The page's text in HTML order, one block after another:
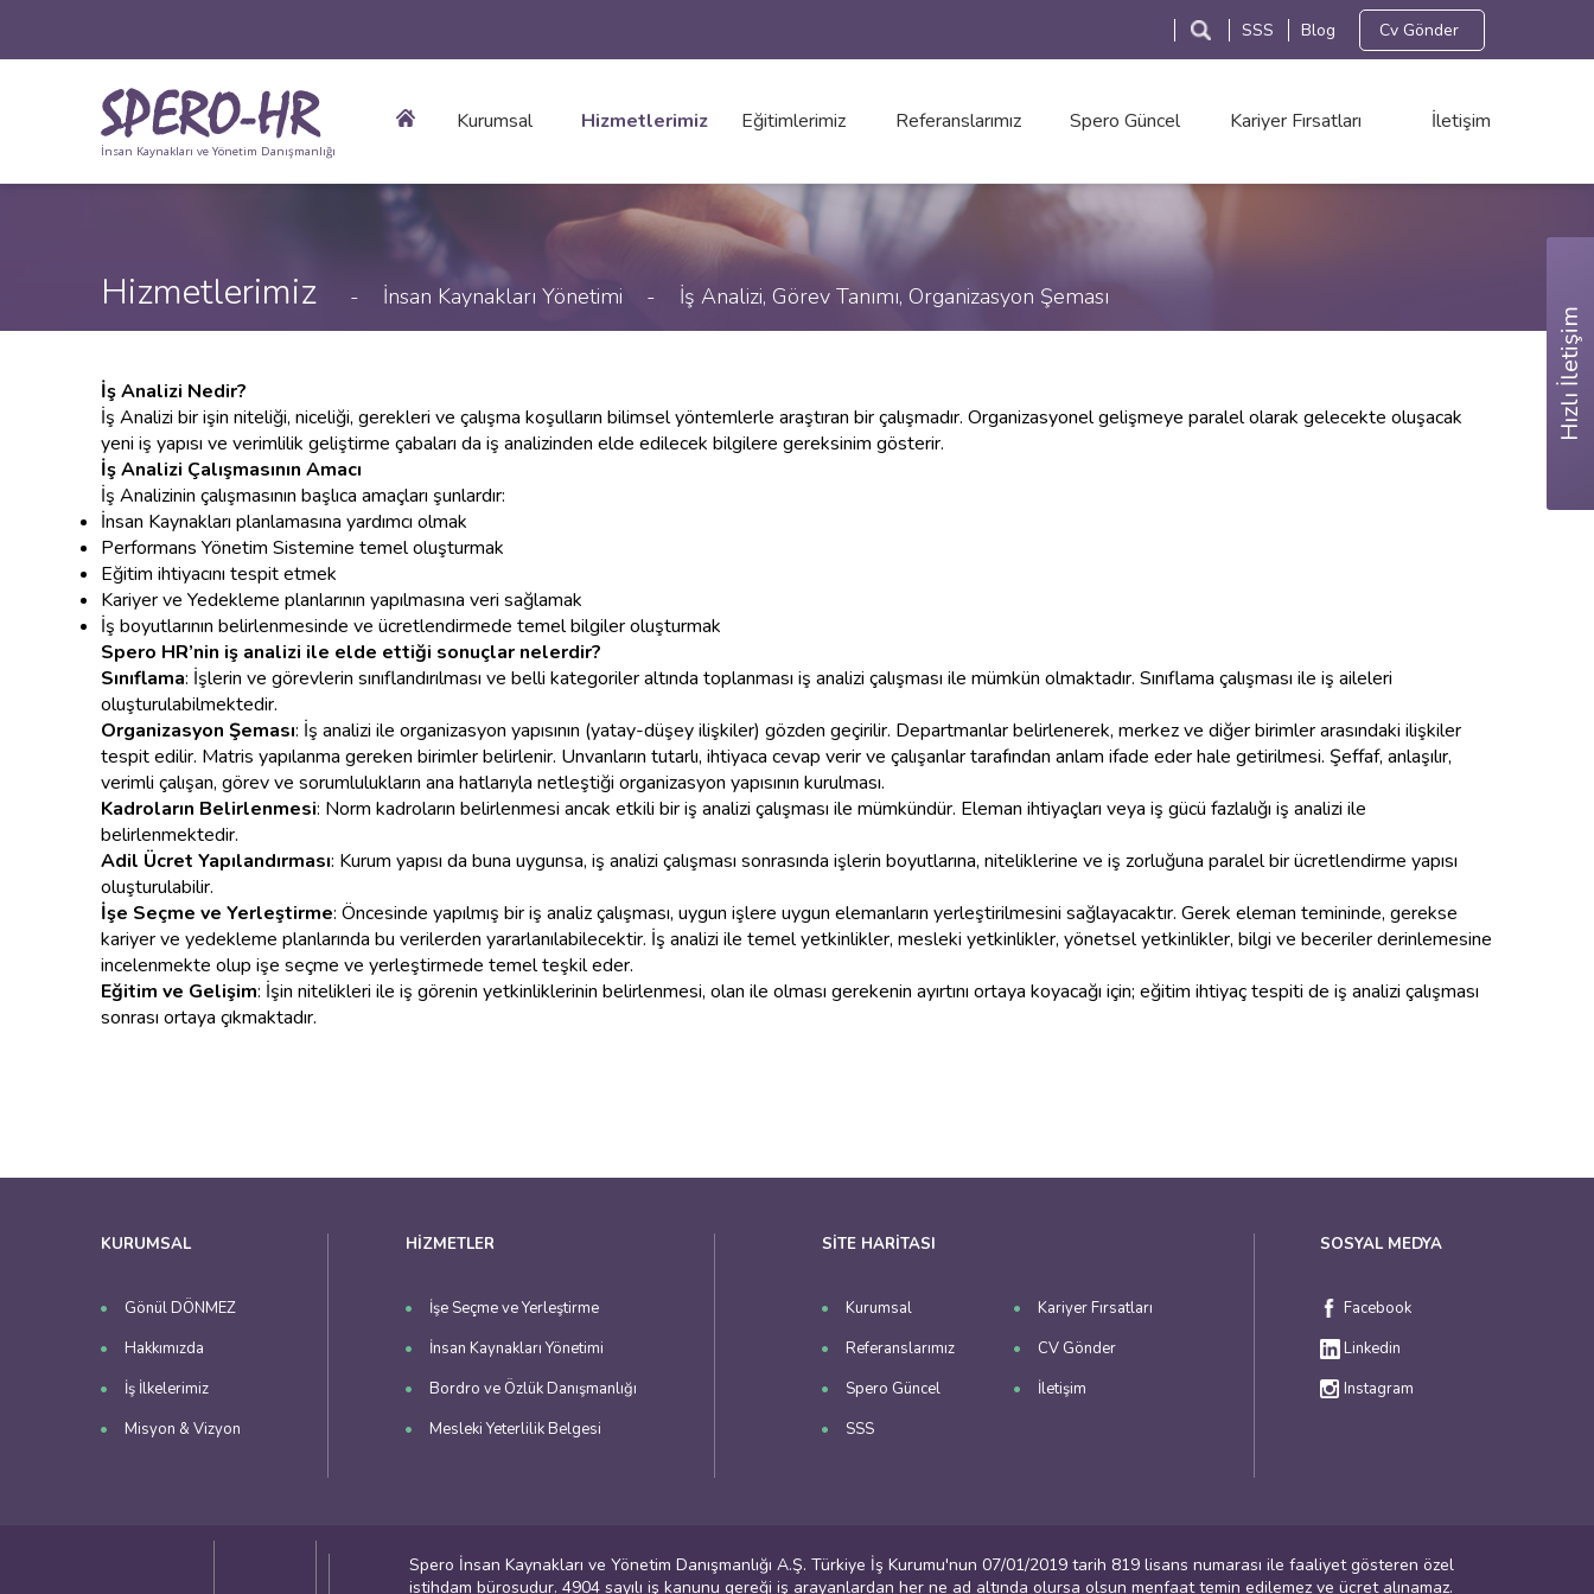
Cv Gönder
Blog
SSS
İnsan Kaynakları ve Yönetim Danışmanlığı
Kurumsal Hizmetlerimiz Eğitimlerimiz Referanslarımız Spero Güncel Kariyer Fırsatları İletişim
Hızlı İletişim
Hizmetlerimiz - İnsan Kaynakları Yönetimi - İş Analizi, Görev Tanımı, Organizasyon Şeması
İş Analizi Nedir?
İş Analizi bir işin niteliği, niceliği, gerekleri ve çalışma koşulların bilimsel yöntemlerle araştıran bir çalışmadır. Organizasyonel gelişmeye paralel olarak gelecekte oluşacak
yeni iş yapısı ve verimlilik geliştirme çabaları da iş analizinden elde edilecek bilgilere gereksinim gösterir.
İş Analizi Çalışmasının Amacı
İş Analizinin çalışmasının başlıca amaçları şunlardır:
İnsan Kaynakları planlamasına yardımcı olmak
Performans Yönetim Sistemine temel oluşturmak
Eğitim ihtiyacını tespit etmek
Kariyer ve Yedekleme planlarının yapılmasına veri sağlamak
İş boyutlarının belirlenmesinde ve ücretlendirmede temel bilgiler oluşturmak
Spero HR’nin iş analizi ile elde ettiği sonuçlar nelerdir?
Sınıflama: İşlerin ve görevlerin sınıflandırılması ve belli kategoriler altında toplanması iş analizi çalışması ile mümkün olmaktadır. Sınıflama çalışması ile iş aileleri
oluşturulabilmektedir.
Organizasyon Şeması: İş analizi ile organizasyon yapısının (yatay-düşey ilişkiler) gözden geçirilir. Departmanlar belirlenerek, merkez ve diğer birimler arasındaki ilişkiler
tespit edilir. Matris yapılanma gereken birimler belirlenir. Unvanların tutarlı, ihtiyaca cevap verir ve çalışanlar tarafından anlam ifade eder hale getirilmesi. Şeffaf, anlaşılır,
verimli çalışan, görev ve sorumlulukların ana hatlarıyla netleştiği organizasyon yapısının kurulması.
Kadroların Belirlenmesi: Norm kadroların belirlenmesi ancak etkili bir iş analizi çalışması ile mümkündür. Eleman ihtiyaçları veya iş gücü fazlalığı iş analizi ile
belirlenmektedir.
Adil Ücret Yapılandırması: Kurum yapısı da buna uygunsa, iş analizi çalışması sonrasında işlerin boyutlarına, niteliklerine ve iş zorluğuna paralel bir ücretlendirme yapısı
oluşturulabilir.
İşe Seçme ve Yerleştirme: Öncesinde yapılmış bir iş analiz çalışması, uygun işlere uygun elemanların yerleştirilmesini sağlayacaktır. Gerek eleman temininde, gerekse
kariyer ve yedekleme planlarında bu verilerden yararlanılabilecektir. İş analizi ile temel yetkinlikler, mesleki yetkinlikler, yönetsel yetkinlikler, bilgi ve beceriler derinlemesine
incelenmekte olup işe seçme ve yerleştirmede temel teşkil eder.
Eğitim ve Gelişim: İşin nitelikleri ile iş görenin yetkinliklerinin belirlenmesi, olan ile olması gerekenin ayırtını ortaya koyacağı için; eğitim ihtiyaç tespiti de iş analizi çalışması
sonrası ortaya çıkmaktadır.
KURUMSAL
Gönül DÖNMEZ
Hakkımızda
İş İlkelerimiz
Misyon & Vizyon
HİZMETLER
İşe Seçme ve Yerleştirme
İnsan Kaynakları Yönetimi
Bordro ve Özlük Danışmanlığı
Mesleki Yeterlilik Belgesi
SİTE HARİTASI
Kurumsal
Referanslarımız
Spero Güncel
SSS
Kariyer Fırsatları
CV Gönder
İletişim
SOSYAL MEDYA
Facebook
Linkedin
Instagram
Spero İnsan Kaynakları ve Yönetim Danışmanlığı A.Ş. Türkiye İş Kurumu'nun 07/01/2019 tarih 819 lisans numarası ile faaliyet gösteren özel
istihdam bürosudur. 4904 sayılı iş kanunu gereği iş arayanlardan her ne ad altında olursa olsun menfaat temin edilemez ve ücret alınamaz.